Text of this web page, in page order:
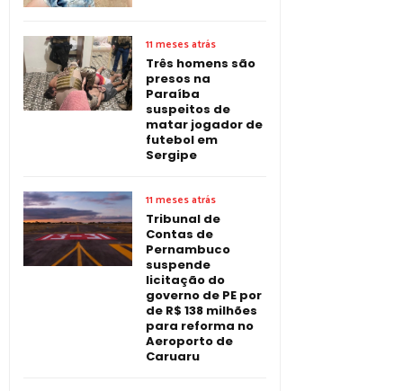
11 meses atrás
Três homens são
presos na
Paraíba
suspeitos de
matar jogador de
futebol em
Sergipe
11 meses atrás
Tribunal de
Contas de
Pernambuco
suspende
licitação do
governo de PE por
de R$ 138 milhões
para reforma no
Aeroporto de
Caruaru